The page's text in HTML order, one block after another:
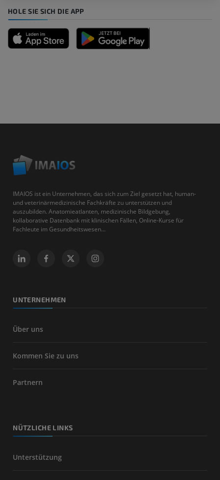
HOLE SIE SICH DIE APP
IMAIOS ist ein Unternehmen, das sich zum Ziel gesetzt hat, human-
und veterinärmedizinische Fachkräfte zu unterstützen und
auszubilden. Anatomieatlanten, medizinische Bildgebung,
kollaborative Datenbank mit klinischen Fällen, Online-Kurse für
Fachleute im Gesundheitswesen...
UNTERNEHMEN
Über uns
Kommen Sie zu uns
Partnern
NÜTZLICHE LINKS
Unterstützung